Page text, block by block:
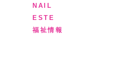
NAIL
ESTE
福祉情報